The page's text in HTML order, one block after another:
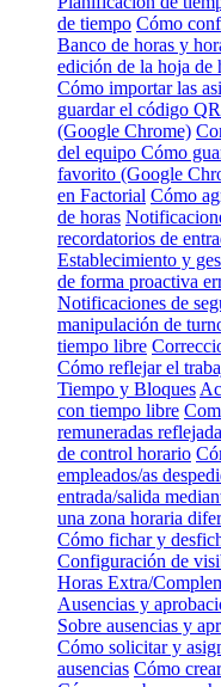
de tiempo Cómo
Banco de horas y
edición de la hoja de
Cómo importar las
guardar el código
(Google Chrome)
del equipo Cómo
favorito (Google
en Factorial Cómo
de horas
recordatorios de
Establecimiento y
de forma proactiva
Notificaciones de
manipulación de
tiempo libre
Cómo reflejar el
Tiempo y Bloques
con tiempo libre
remuneradas
de control horario
empleados/as
entrada/salida
una zona horaria
Cómo fichar y
Configuración de
Horas Extra/
Ausencias y
Sobre ausencias y
Cómo solicitar y
ausencias Cómo